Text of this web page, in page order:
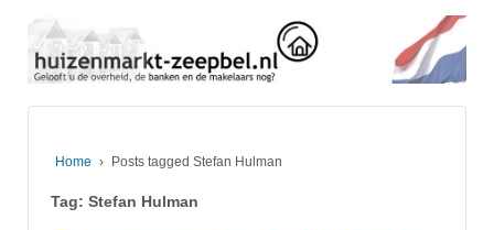
Home › Posts tagged Stefan Hulman
Tag: Stefan Hulman